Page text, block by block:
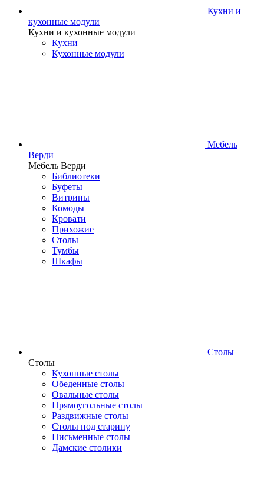
Кухни и
кухонные модули
Кухни и кухонные модули
Кухни
Кухонные модули
Мебель
Верди
Мебель Верди
Библиотеки
Буфеты
Витрины
Комоды
Кровати
Прихожие
Столы
Тумбы
Шкафы
Столы
Столы
Кухонные столы
Обеденные столы
Овальные столы
Прямоугольные столы
Раздвижные столы
Столы под старину
Письменные столы
Дамские столики